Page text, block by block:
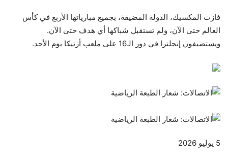
فازت المكسيك، الدولة المضيفة، بجميع مبارياتها الأربع في كأس
العالم حتى الآن، ولم تستقبل شباكها أي هدف حتى الآن.
ويستضيفون إنجلترا في دور الـ16 على ملعب أزتيكا يوم الأحد.
5 يوليو 2026